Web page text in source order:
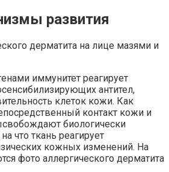
развития
иммунитет реагирует
антител,
клеток кожи. Как
контакт кожи и
биологически
что ткань реагирует
кожных изменений. На
фото аллергического дерматита